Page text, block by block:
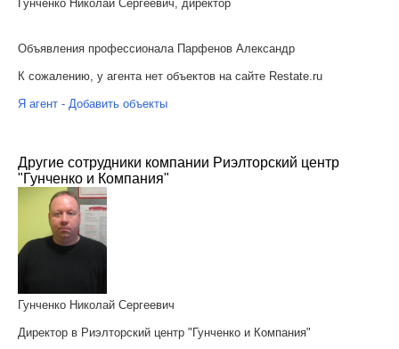
Гунченко Николай Сергеевич, директор
Объявления профессионала Парфенов Александр
К сожалению, у агента нет объектов на сайте Restate.ru
Я агент - Добавить объекты
Другие сотрудники компании Риэлторский центр
"Гунченко и Компания"
Гунченко Николай Сергеевич
Директор в Риэлторский центр "Гунченко и Компания"